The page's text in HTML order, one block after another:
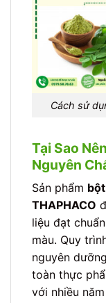
Cách sử
Tại Sao
Nguyên
Sản phẩm
THAPHACO
liệu đạt
màu. Quy
nguyên
toàn thực
với nhiều